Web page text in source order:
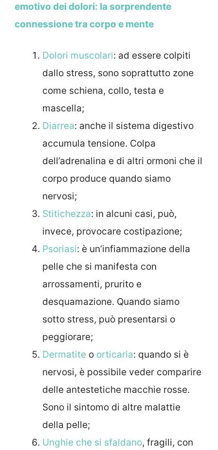
emotivo dei dolori: la sorprendente
connessione tra corpo e mente
Dolori muscolari: ad essere colpiti
dallo stress, sono soprattutto zone
come schiena, collo, testa e
mascella;
Diarrea: anche il sistema digestivo
accumula tensione. Colpa
dell’adrenalina e di altri ormoni che il
corpo produce quando siamo
nervosi;
Stitichezza: in alcuni casi, può,
invece, provocare costipazione;
Psoriasi: è un’infiammazione della
pelle che si manifesta con
arrossamenti, prurito e
desquamazione. Quando siamo
sotto stress, può presentarsi o
peggiorare;
Dermatite o orticaria: quando si è
nervosi, è possibile veder comparire
delle antestetiche macchie rosse.
Sono il sintomo di altre malattie
della pelle;
Unghie che si sfaldano, fragili, con